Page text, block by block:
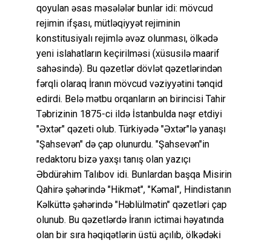
qoyulan əsas məsələlər bunlar idi: mövcud
rejimin ifşası, mütləqiyyət rejiminin
konstitusiyalı rejimlə əvəz olunması, ölkədə
yeni islahatların keçirilməsi (xüsusilə maarif
sahəsində). Bu qəzetlər dövlət qəzetlərindən
fərqli olaraq İranın mövcud vəziyyətini tənqid
edirdi. Belə mətbu orqanların ən birincisi Tahir
Təbrizinin 1875-ci ildə İstanbulda nəşr etdiyi
"Əxtər" qəzeti olub. Türkiyədə "Əxtər"lə yanaşı
"Şahsevən" də çap olunurdu. "Şahsevən"in
redaktoru bizə yaxşı tanış olan yazıçı
Əbdürəhim Talıbov idi. Bunlardan başqa Misirin
Qahirə şəhərində "Hikmət", "Kəmal", Hindistanın
Kəlküttə şəhərində "Həblülmətin" qəzetləri çap
olunub. Bu qəzetlərdə İranın ictimai həyatında
olan bir sıra həqiqətlərin üstü açılıb, ölkədəki